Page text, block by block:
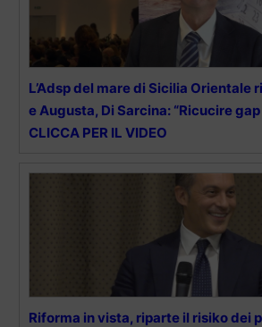
L’Adsp del mare di Sicilia Orientale
e Augusta, Di Sarcina: “Ricucire
CLICCA PER IL VIDEO
Riforma in vista, riparte il risiko dei